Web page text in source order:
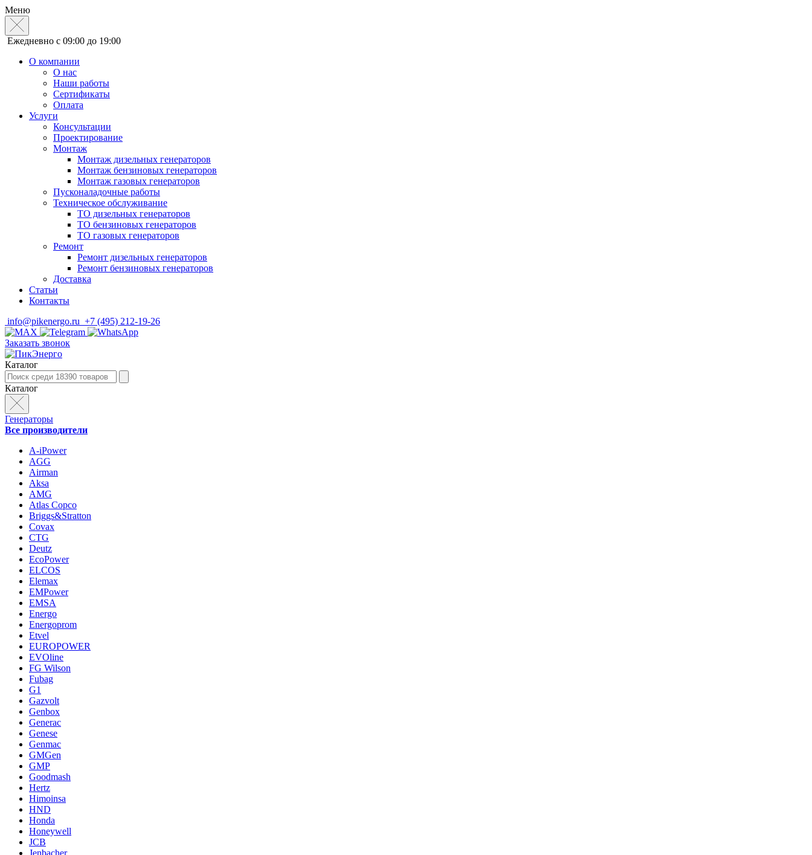
Меню
Ежедневно с 09:00 до 19:00
О компании
О нас
Наши работы
Сертификаты
Оплата
Услуги
Консультации
Проектирование
Монтаж
Монтаж дизельных генераторов
Монтаж бензиновых генераторов
Монтаж газовых генераторов
Пусконаладочные работы
Техническое обслуживание
ТО дизельных генераторов
ТО бензиновых генераторов
ТО газовых генераторов
Ремонт
Ремонт дизельных генераторов
Ремонт бензиновых генераторов
Доставка
Статьи
Контакты
info@pikenergo.ru +7 (495) 212-19-26
Заказать звонок
Каталог
Каталог
Генераторы
Все производители
A-iPower
AGG
Airman
Aksa
AMG
Atlas Copco
Briggs&Stratton
Covax
CTG
Deutz
EcoPower
ELCOS
Elemax
EMPower
EMSA
Energo
Energoprom
Etvel
EUROPOWER
EVOline
FG Wilson
Fubag
G1
Gazvolt
Genbox
Generac
Genese
Genmac
GMGen
GMP
Goodmash
Hertz
Himoinsa
HND
Honda
Honeywell
JCB
Jenbacher